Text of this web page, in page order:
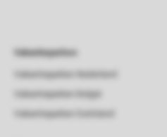
Vakantieparken